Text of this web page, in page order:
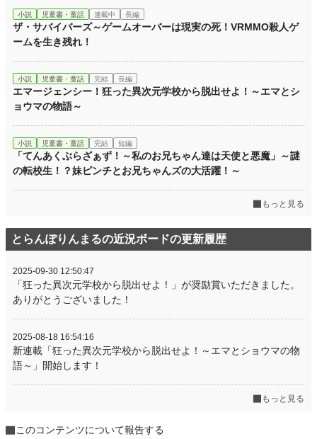
小説 児童書・童話 連載中 長編
ザ・サバイバーズ～ゲームオーバーは現実の死！VRMMO殺人ゲ
ームを生き残れ！
小説 児童書・童話 完結 長編
エマージェンシー！狂った異次元学校から脱出せよ！～エマとシ
ョウマの物語～
小説 児童書・童話 完結 短編
「てんあくぶらざぁず！～私のお兄ちゃん達は天使と悪魔」～謎
の転校生！？妹ピンチとお兄ちゃんズの大活躍！～
もっと見る
とらんぽりんまるの近況ボードの更新履歴
2025-09-30 12:50:47
「狂った異次元学校から脱出せよ！」が奨励賞いただきました。
ありがとうございました！
2025-08-18 16:54:16
新連載「狂った異次元学校から脱出せよ！～エマとショウマの物
語～」開始します！
もっと見る
このコンテンツについて報告する